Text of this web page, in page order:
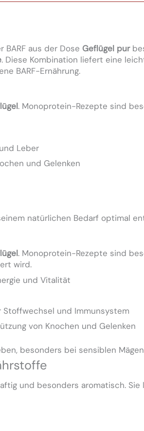
aus der Dose Geflügel pur
. Diese Kombination liefert eine
BARF-Ernährung.
. Monoprotein-Rezepte sind
Leber
und Gelenken
natürlichen Bedarf optimal
. Monoprotein-Rezepte sind
wird.
und Vitalität
und Immunsystem
von Knochen und Gelenken
besonders bei sensiblen
und besonders aromatisch.